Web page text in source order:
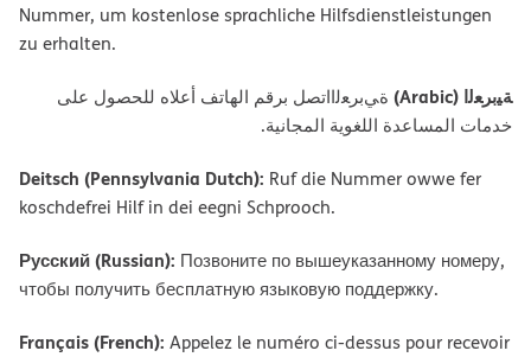
Nummer, um kostenlose sprachliche Hilfsdienstleistungen
zu erhalten.
ﺔﯿﺑﺮﻌﻟا (Arabic)
ةﻲﺑﺮﻌﻟااﺗﺼﻞ ﺑﺮﻗﻢ اﻟﮭﺎﺗﻒ أﻋﻼه ﻟﻠﺤﺼﻮل ﻋﻠﻰ
ﺧﺪﻣﺎت اﻟﻤﺴﺎﻋﺪة اﻟﻠﻐﻮﯾﺔ اﻟﻤﺠﺎﻧﯿﺔ.
Deitsch (Pennsylvania Dutch): Ruf die Nummer owwe fer
koschdefrei Hilf in dei eegni Schprooch.
Русский (Russian): Позвоните по вышеуказанному номеру,
чтобы получить бесплатную языковую поддержку.
Français (French): Appelez le numéro ci-dessus pour recevoir